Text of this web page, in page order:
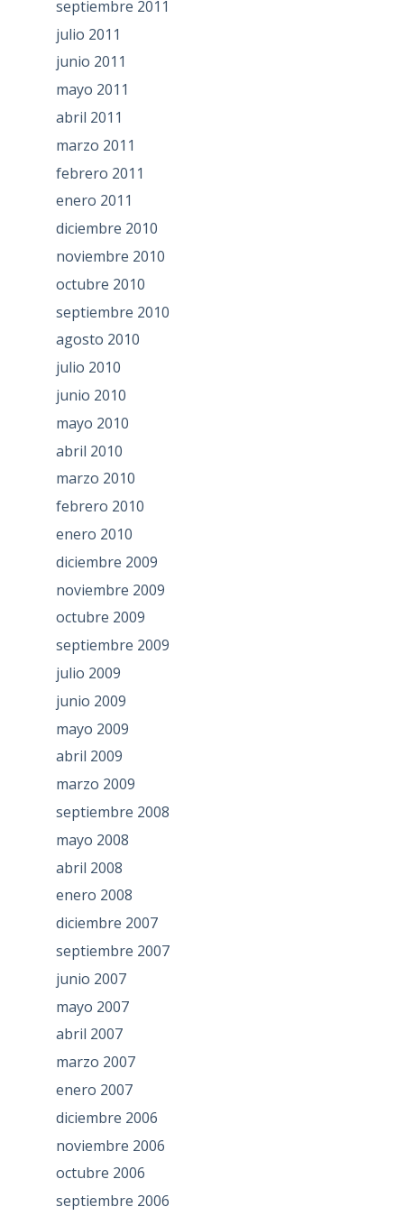
septiembre 2011
julio 2011
junio 2011
mayo 2011
abril 2011
marzo 2011
febrero 2011
enero 2011
diciembre 2010
noviembre 2010
octubre 2010
septiembre 2010
agosto 2010
julio 2010
junio 2010
mayo 2010
abril 2010
marzo 2010
febrero 2010
enero 2010
diciembre 2009
noviembre 2009
octubre 2009
septiembre 2009
julio 2009
junio 2009
mayo 2009
abril 2009
marzo 2009
septiembre 2008
mayo 2008
abril 2008
enero 2008
diciembre 2007
septiembre 2007
junio 2007
mayo 2007
abril 2007
marzo 2007
enero 2007
diciembre 2006
noviembre 2006
octubre 2006
septiembre 2006